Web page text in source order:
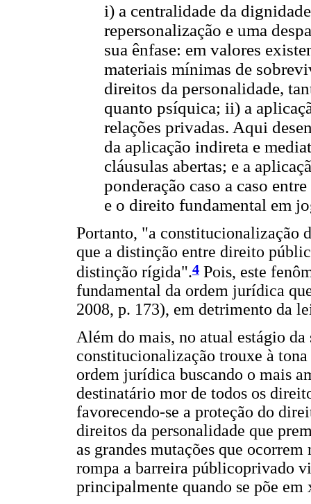
i) a centralidade da
repersonalização e uma
sua ênfase: em valores
materiais mínimas de
direitos da personalidade,
quanto psíquica; ii) a
relações privadas. Aqui
da aplicação indireta e
cláusulas abertas; e a
ponderação caso a caso
e o direito fundamental em
Portanto, "a constitucionalização
que a distinção entre direito
distinção rígida".4 Pois, este
fundamental da ordem jurídica
2008, p. 173), em detrimento da
Além do mais, no atual estágio da
constitucionalização trouxe à
ordem jurídica buscando o mais
destinatário mor de todos os
favorecendo-se a proteção do
direitos da personalidade que
as grandes mutações que
rompa a barreira públicoprivado
principalmente quando se põe em